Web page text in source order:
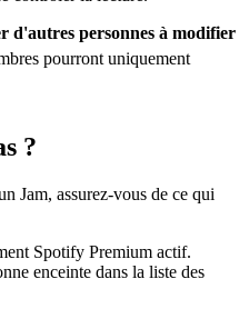
d'autres personnes à modifier
pourront uniquement
?
Jam, assurez-vous de ce qui
Spotify Premium actif.
enceinte dans la liste des